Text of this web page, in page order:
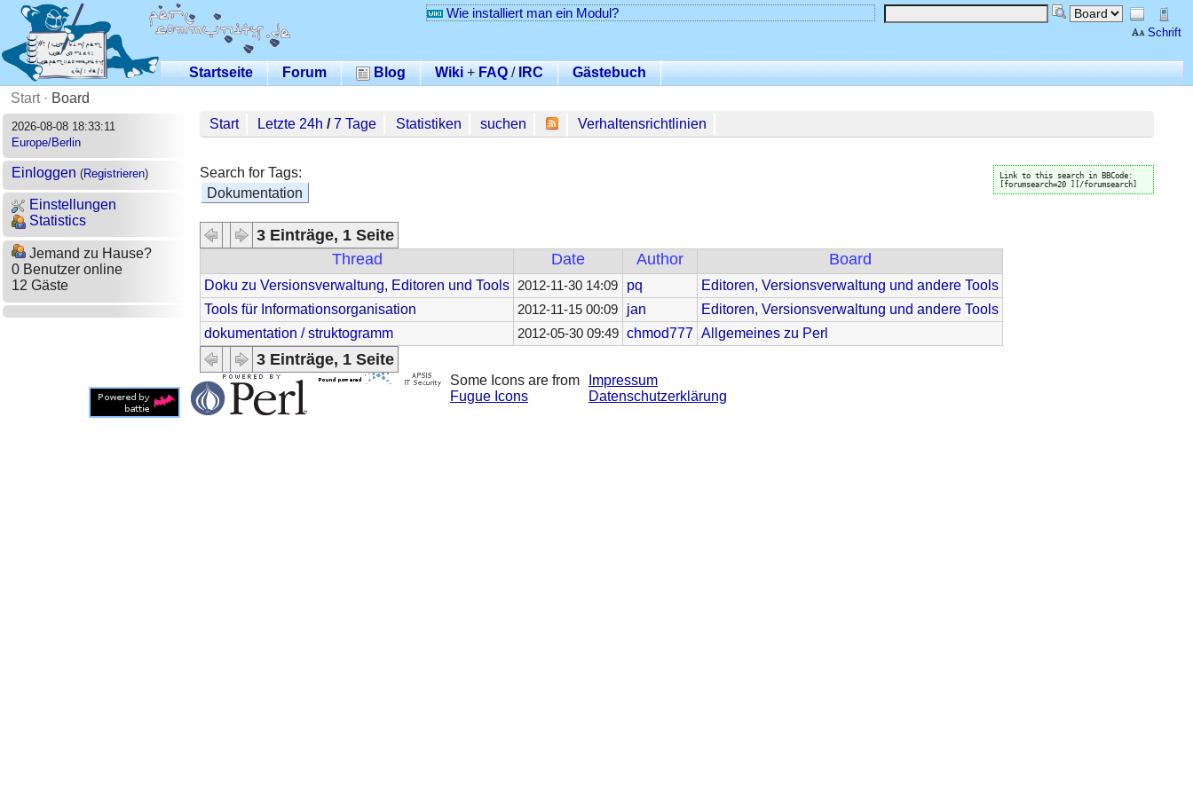
Schrift
Wie installiert man ein Modul?
Startseite Forum Blog Wiki+ FAQ /IRC
Gästebuch
Start· Board
2026-08-08 18:33:11
Europe/Berlin
Einloggen (Registrieren)
Einstellungen
Statistics
Jemand zu Hause?
0 Benutzer online
12 Gäste
Start Letzte 24h /7 Tage Statistiken suchen Verhaltensrichtlinien
Link to this search in BBCode:
[forumsearch=20 ][/forumsearch]
Search for Tags:
Dokumentation
3 Einträge, 1 Seite
Thread Date Author Board
Doku zu Versionsverwaltung, Editoren und Tools 2012-11-30 14:09 pq
Editoren, Versionsverwaltung und andere Tools
Tools für Informationsorganisation
2012-11-15 00:09 jan
Editoren, Versionsverwaltung und andere Tools
dokumentation / struktogramm
2012-05-30 09:49 chmod777 Allgemeines zu Perl
3 Einträge, 1 Seite
Some Icons are from
Fugue Icons
Impressum
Datenschutzerklärung